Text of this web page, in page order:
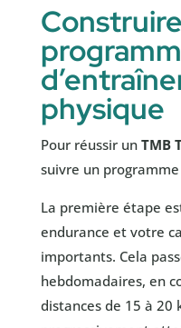
physique
Pour réussir un TMB
suivre un
La première étape
endurance et votre
importants. Cela
hebdomadaires, en
distances de 15 à 20